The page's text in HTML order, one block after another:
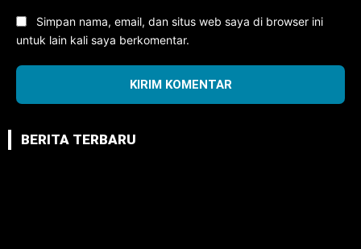
Simpan nama, email, dan situs web saya di browser ini
untuk lain kali saya berkomentar.
BERITA TERBARU